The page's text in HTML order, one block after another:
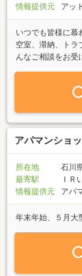
情報提供元
アッ
いつでも皆様に慕
空室、滞納、トラ
んなご相談をお受
アパマンショ
所在地
石川
最寄駅
ＩＲ
情報提供元
アパ
年末年始、５月大